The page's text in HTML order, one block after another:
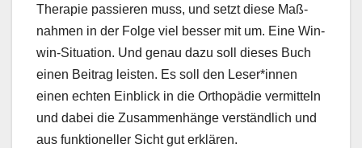
Ther­a­pie passieren muss, und set­zt diese Maß­
nah­men in der Folge viel bess­er mit um. Eine Win-
win-Sit­u­a­tion. Und genau dazu soll dieses Buch
einen Beitrag leis­ten. Es soll den Leser*innen
einen echt­en Ein­blick in die Orthopädie ver­mit­teln
und dabei die Zusam­men­hänge ver­ständlich und
aus funk­tioneller Sicht gut erk­lären.